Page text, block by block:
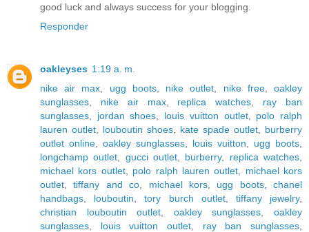
good luck and always success for your blogging.
Responder
oakleyses 1:19 a. m.
nike air max
ugg boots, nike outlet nike free,oakley
sunglasses
nike air max, replica watches
ray ban
sunglasses
jordan shoes louis vuitton outlet, polo ralph
lauren outlet
louboutin shoes kate spade outlet
burberry
outlet online
oakley sunglasses louis vuitton ugg boots
longchamp outlet
gucci outlet burberry, replica watches
michael kors outlet, polo ralph lauren outlet
michael kors
outlet ,tiffany and co michael kors, ugg boots, chanel
handbags
louboutin ,tory burch outlet, tiffany jewelry,
christian louboutin outlet
oakley sunglasses ,oakley
sunglasses
louis vuitton outlet ray ban sunglasses